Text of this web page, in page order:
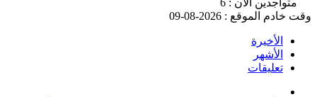
وقت خادم الموقع : 2026-08-09
الأخيرة
الأشهر
تعليقات